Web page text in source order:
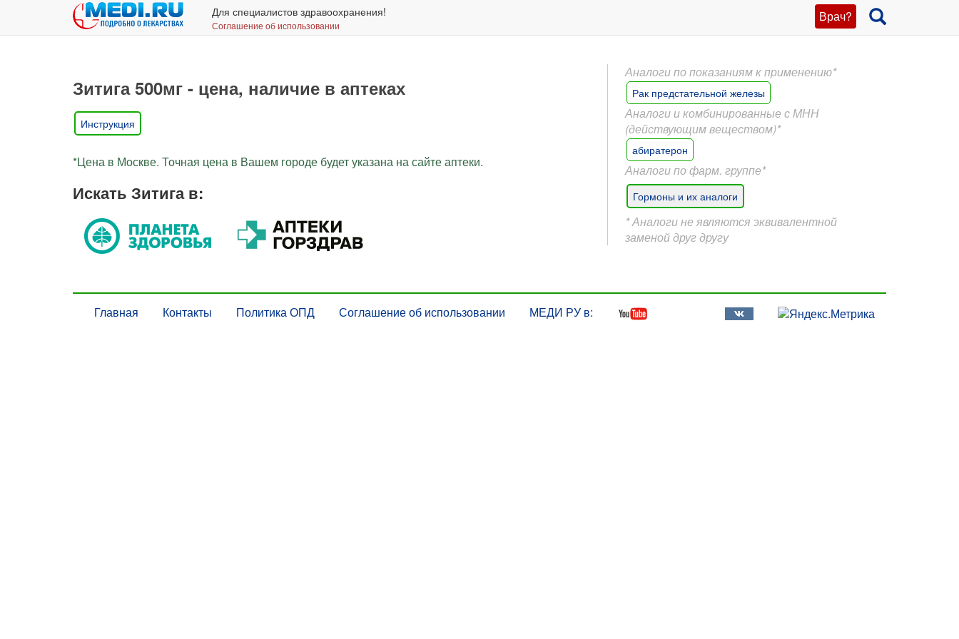
Врач?
Для специалистов здравоохранения!
Соглашение об использовании
Зитига 500мг - цена, наличие в аптеках
Инструкция
*Цена в Москве. Точная цена в Вашем городе будет указана на сайте аптеки.
Искать Зитига в:
Аналоги по показаниям к применению*
Рак предстательной железы
Аналоги и комбинированные с МНН
(действующим веществом)*
абиратерон
Аналоги по фарм. группе*
Гормоны и их аналоги
* Аналоги не являются эквивалентной
заменой друг другу
Главная Контакты Политика ОПД Соглашение об использовании МЕДИ РУ в: